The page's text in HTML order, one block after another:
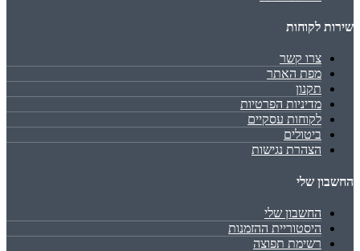
שירות לקוחות
צרו קשר
מפת האתר
תקנון
מדיניות הפרטיות
לקוחות עסקיים
ביטולים
הצהרת נגישות
החשבון שלי
החשבון שלי
היסטוריית ההזמנות
רשימת תפוצה